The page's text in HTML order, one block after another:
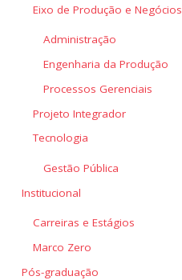
Eixo de Produção e Negócios
Administração
Engenharia da Produção
Processos Gerenciais
Projeto Integrador
Tecnologia
Gestão Pública
Institucional
Carreiras e Estágios
Marco Zero
Pós-graduação